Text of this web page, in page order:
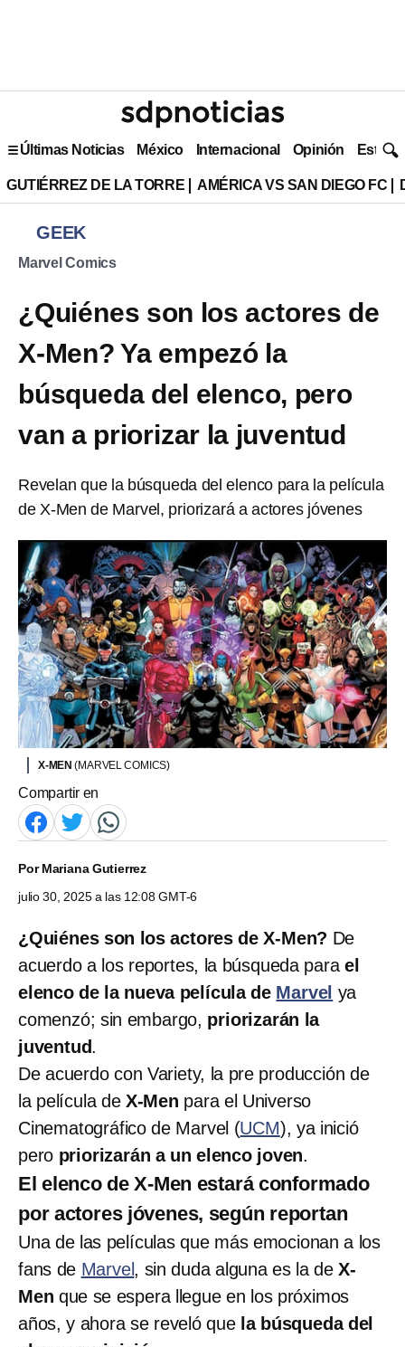
Últimas Noticias México Internacional Opinión Estilo
GUTIÉRREZ DE LA TORRE AMÉRICA VS SAN DIEGO FC
GEEK
Marvel Comics
¿Quiénes son los actores de
X-Men? Ya empezó la
búsqueda del elenco, pero
van a priorizar la juventud
Revelan que la búsqueda del elenco para la película
de X-Men de Marvel, priorizará a actores jóvenes
X-MEN(MARVEL COMICS)
Compartir en
PorMariana Gutierrez
julio 30, 2025 a las 12:08 GMT-6
¿Quiénes son los actores de X-Men? De
acuerdo a los reportes, la búsqueda para el
elenco de la nueva película de Marvel ya
comenzó; sin embargo, priorizarán la
juventud.
De acuerdo con Variety, la pre producción de
la película deX-Men para el Universo
Cinematográfico de Marvel (UCM), ya inició
pero priorizarán a un elenco joven.
El elenco de X-Men estará conformado
por actores jóvenes, según reportan
Una de las películas que más emocionan a los
fans de Marvel, sin duda alguna es la deX-
Men que se espera llegue en los próximos
años, y ahora se reveló que la búsqueda del